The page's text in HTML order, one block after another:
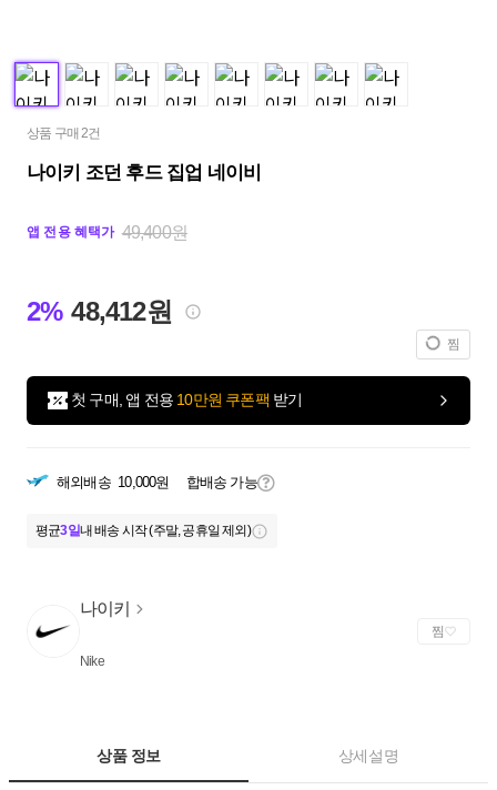
상품 구매 2건
나이키 조던 후드 집업 네이비
앱 전용 혜택가 49,400원
2% 48,412원
찜
첫 구매, 앱 전용 10만원 쿠폰팩 받기
해외배송 10,000원 합배송 가능
평균3일내 배송 시작 (주말, 공휴일 제외)
나이키
Nike
찜
상품 정보 상세설명